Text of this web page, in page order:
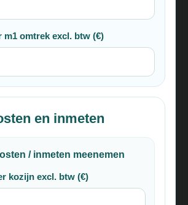
m1 omtrek excl. btw (€)
en inmeten
/ inmeten meenemen
kozijn excl. btw (€)